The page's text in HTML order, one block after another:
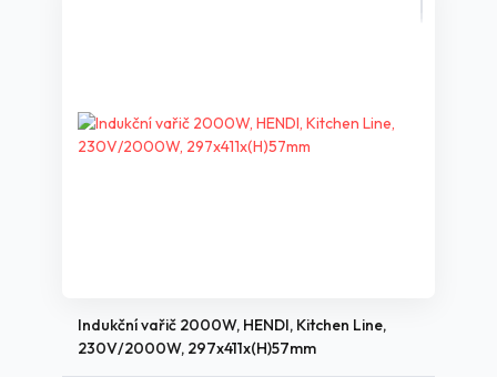
Indukční vařič 2000W, HENDI, Kitchen Line,
230V/2000W, 297x411x(H)57mm